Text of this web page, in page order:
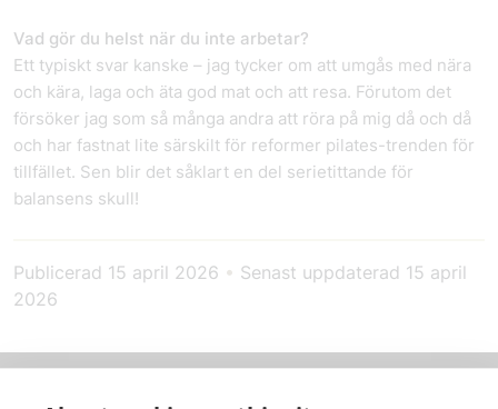
Vad gör du helst när du inte arbetar?
Ett typiskt svar kanske – jag tycker om att umgås med nära
och kära, laga och äta god mat och att resa. Förutom det
försöker jag som så många andra att röra på mig då och då
och har fastnat lite särskilt för reformer pilates-trenden för
tillfället. Sen blir det såklart en del serietittande för
balansens skull!
Publicerad 15 april 2026 • Senast uppdaterad 15 april
2026